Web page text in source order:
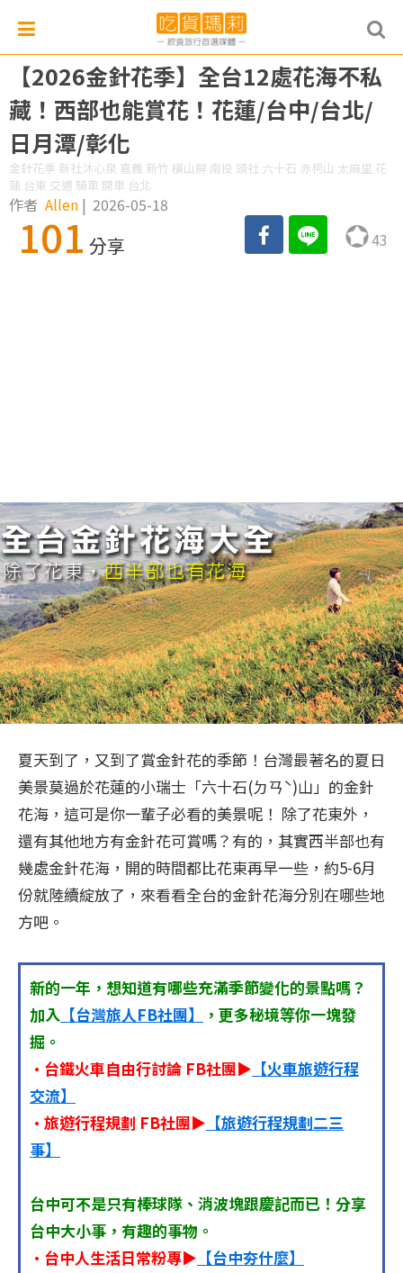
【2026金針花季】全台12處花海不私
藏！西部也能賞花！花蓮/台中/台北/
日月潭/彰化
金針花季 新社沐心泉 嘉義 新竹 橫山屏 南投 頭社 六十石 赤柯山 太麻里 花
蓮 台東 交通 騎車 開車 台北
作者 Allen | 2026-05-18
101 分享 43
夏天到了，又到了賞金針花的季節！台灣最著名的夏日
美景莫過於花蓮的小瑞士「六十石(ㄉㄢˋ)山」的金針
花海，這可是你一輩子必看的美景呢！ 除了花東外，
還有其他地方有金針花可賞嗎？有的，其實西半部也有
幾處金針花海，開的時間都比花東再早一些，約5-6月
份就陸續綻放了，來看看全台的金針花海分別在哪些地
方吧。
新的一年，想知道有哪些充滿季節變化的景點嗎？
加入 【台灣旅人FB社團】
，更多秘境等你一塊發
掘。
•台鐵火車自由行討論 FB社團▶ 【火車旅遊行程
交流】
•旅遊行程規劃 FB社團▶ 【旅遊行程規劃二三
事】
台中可不是只有棒球隊、消波塊跟慶記而已！分享
台中大小事，有趣的事物。
•台中人生活日常粉專▶ 【台中夯什麼】